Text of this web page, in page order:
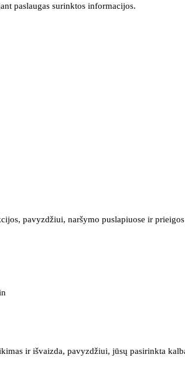
paslaugas surinktos informacijos.
pavyzdžiui, naršymo puslapiuose ir
ir išvaizda, pavyzdžiui, jūsų pasirinkta